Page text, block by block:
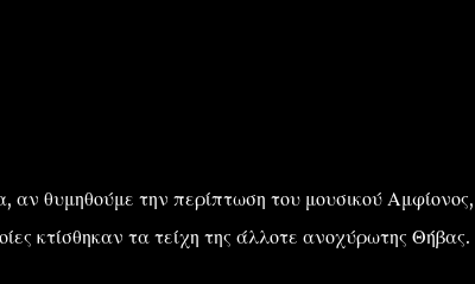
αν θυμηθούμε την περίπτωση του μουσικού
κτίσθηκαν τα τείχη της άλλοτε ανοχύρωτης Θήβας.